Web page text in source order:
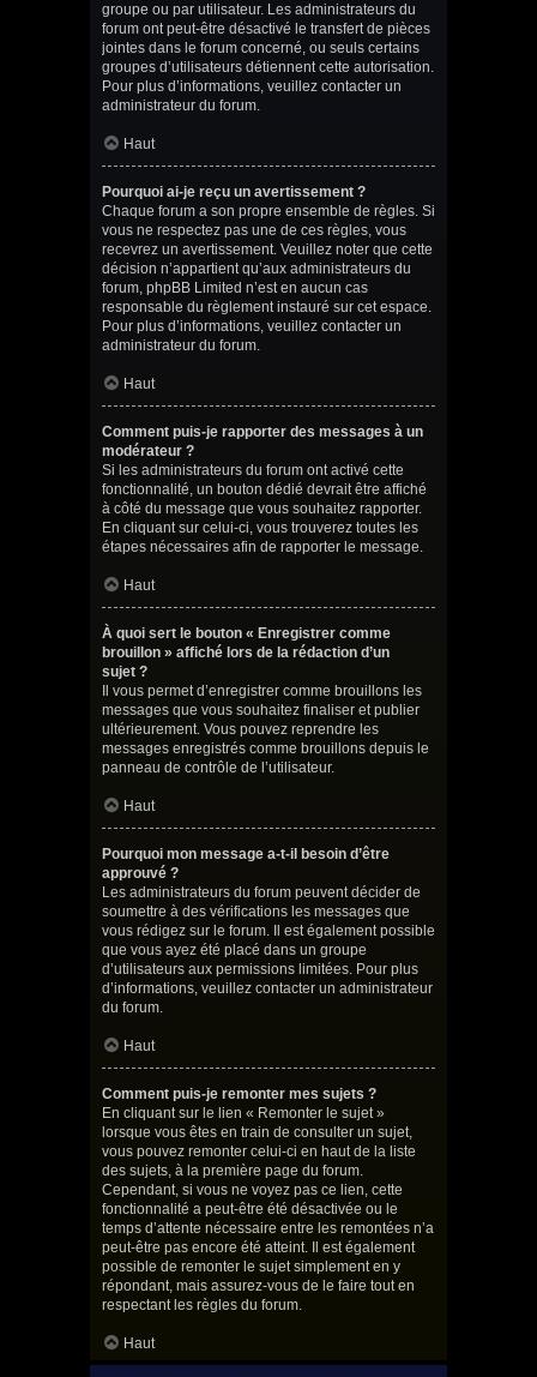
groupe ou par utilisateur. Les administrateurs du
forum ont peut-être désactivé le transfert de pièces
jointes dans le forum concerné, ou seuls certains
groupes d’utilisateurs détiennent cette autorisation.
Pour plus d’informations, veuillez contacter un
administrateur du forum.
Haut
Pourquoi ai-je reçu un avertissement ?
Chaque forum a son propre ensemble de règles. Si
vous ne respectez pas une de ces règles, vous
recevrez un avertissement. Veuillez noter que cette
décision n’appartient qu’aux administrateurs du
forum, phpBB Limited n’est en aucun cas
responsable du règlement instauré sur cet espace.
Pour plus d’informations, veuillez contacter un
administrateur du forum.
Haut
Comment puis-je rapporter des messages à un
modérateur ?
Si les administrateurs du forum ont activé cette
fonctionnalité, un bouton dédié devrait être affiché
à côté du message que vous souhaitez rapporter.
En cliquant sur celui-ci, vous trouverez toutes les
étapes nécessaires afin de rapporter le message.
Haut
À quoi sert le bouton « Enregistrer comme
brouillon » affiché lors de la rédaction d’un
sujet ?
Il vous permet d’enregistrer comme brouillons les
messages que vous souhaitez finaliser et publier
ultérieurement. Vous pouvez reprendre les
messages enregistrés comme brouillons depuis le
panneau de contrôle de l’utilisateur.
Haut
Pourquoi mon message a-t-il besoin d’être
approuvé ?
Les administrateurs du forum peuvent décider de
soumettre à des vérifications les messages que
vous rédigez sur le forum. Il est également possible
que vous ayez été placé dans un groupe
d’utilisateurs aux permissions limitées. Pour plus
d’informations, veuillez contacter un administrateur
du forum.
Haut
Comment puis-je remonter mes sujets ?
En cliquant sur le lien « Remonter le sujet »
lorsque vous êtes en train de consulter un sujet,
vous pouvez remonter celui-ci en haut de la liste
des sujets, à la première page du forum.
Cependant, si vous ne voyez pas ce lien, cette
fonctionnalité a peut-être été désactivée ou le
temps d’attente nécessaire entre les remontées n’a
peut-être pas encore été atteint. Il est également
possible de remonter le sujet simplement en y
répondant, mais assurez-vous de le faire tout en
respectant les règles du forum.
Haut